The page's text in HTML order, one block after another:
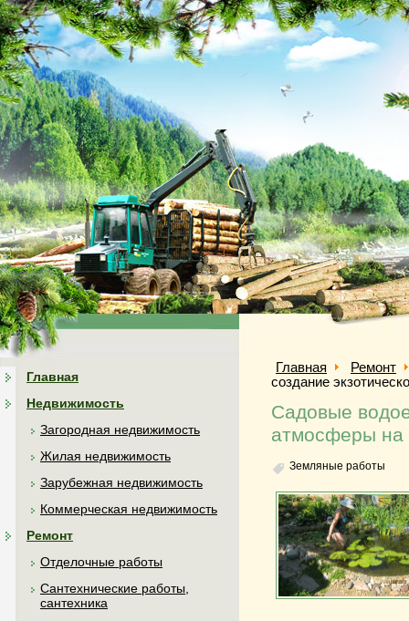
Главная
Недвижимость
Загородная недвижимость
Жилая недвижимость
Зарубежная недвижимость
Коммерческая недвижимость
Ремонт
Отделочные работы
Сантехнические работы,
сантехника
Главная
Ремонт
создание
Садовые
атмосферы на
Земляные работы